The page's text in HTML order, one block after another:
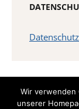
Wir verwenden
unserer